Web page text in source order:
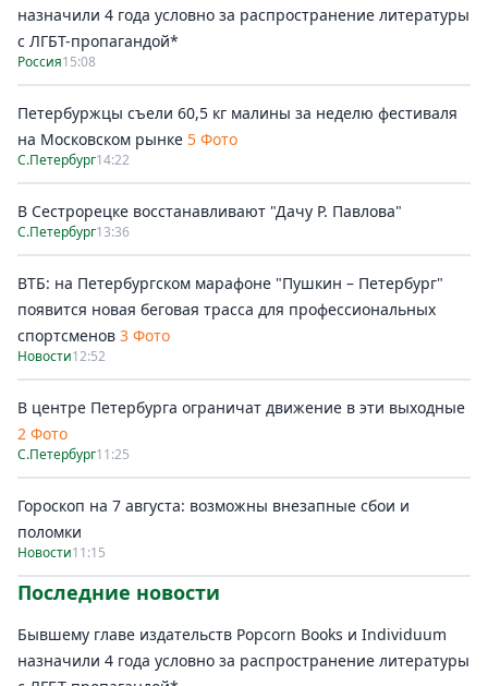
назначили 4 года условно за распространение литературы
с ЛГБТ-пропагандой*
Россия15:08
Петербуржцы съели 60,5 кг малины за неделю фестиваля
на Московском рынке 5 Фото
С.Петербург14:22
В Сестрорецке восстанавливают "Дачу Р. Павлова"
С.Петербург13:36
ВТБ: на Петербургском марафоне "Пушкин – Петербург"
появится новая беговая трасса для профессиональных
спортсменов 3 Фото
Новости12:52
В центре Петербурга ограничат движение в эти выходные
2 Фото
С.Петербург11:25
Гороскоп на 7 августа: возможны внезапные сбои и
поломки
Новости11:15
Последние новости
Бывшему главе издательств Popcorn Books и Individuum
назначили 4 года условно за распространение литературы